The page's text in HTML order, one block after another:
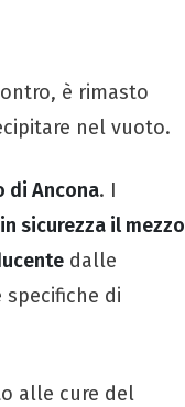
è rimasto
nel vuoto.
di Ancona. I
sicurezza il mezzo
dalle
di
alle cure del